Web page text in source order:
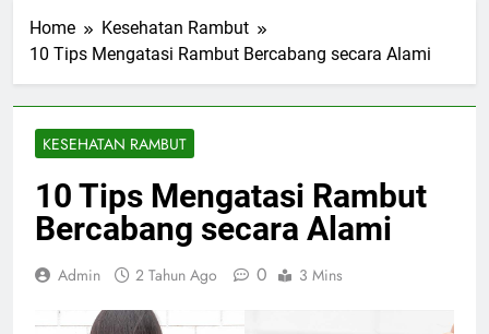
Home
Kesehatan Rambut
10 Tips Mengatasi Rambut Bercabang secara Alami
KESEHATAN RAMBUT
10 Tips Mengatasi Rambut
Bercabang secara Alami
Admin 2 Tahun Ago 0 3 Mins